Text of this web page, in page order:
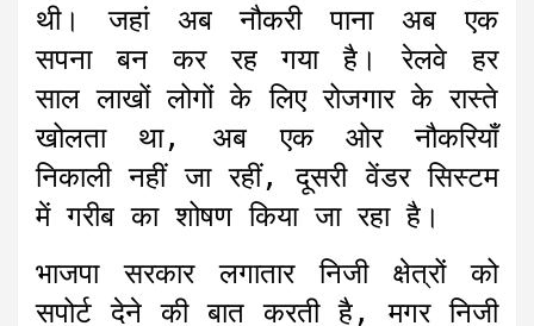
थी। जहां अब नौकरी पाना अब एक
सपना बन कर रह गया है। रेलवे हर
साल लाखों लोगों के लिए रोजगार के रास्ते
खोलता था, अब एक ओर नौकरियाँ
निकाली नहीं जा रहीं, दूसरी वेंडर सिस्टम
में गरीब का शोषण किया जा रहा है।
भाजपा सरकार लगातार निजी क्षेत्रों को
सपोर्ट देने की बात करती है, मगर निजी